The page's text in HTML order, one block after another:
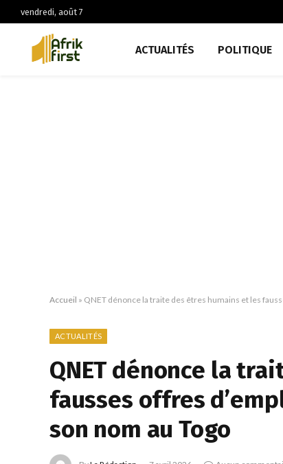
vendredi, août 7
ACTUALITÉS POLITIQUE
Accueil » QNET dénonce la traite des êtres humains et les
ACTUALITÉS
QNET dénonce la
fausses offres
son nom au Togo